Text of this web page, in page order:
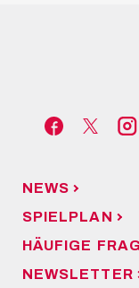
NEWS
SPIELPLAN
HÄUFIGE
NEWSLETTER